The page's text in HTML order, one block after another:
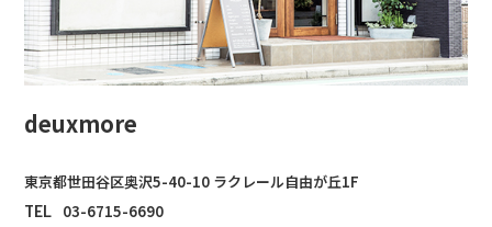
deuxmore
東京都世田谷区奥沢5-40-10 ラクレール自由が丘1F
TEL 03-6715-6690